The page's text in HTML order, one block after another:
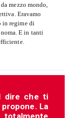
mezzo mondo,
Eravamo
in regime di
E in tanti
dire che ti
La